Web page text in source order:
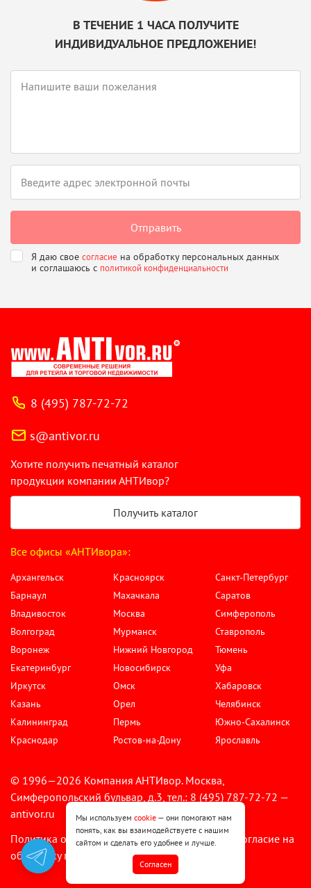
В ТЕЧЕНИЕ 1 ЧАСА ПОЛУЧИТЕ
ИНДИВИДУАЛЬНОЕ ПРЕДЛОЖЕНИЕ!
Я даю свое согласие на обработку персональных данных
и соглашаюсь с политикой конфиденциальности
8 (495) 787-72-72
s@antivor.ru
Хотите получить печатный каталог
продукции компании АНТИвор?
Получить каталог
Все офисы «АНТИвора»:
Архангельск
Барнаул
Владивосток
Волгоград
Воронеж
Екатеринбург
Иркутск
Казань
Калининград
Краснодар
Красноярск
Махачкала
Москва
Мурманск
Нижний Новгород
Новосибирск
Омск
Орел
Пермь
Ростов-на-Дону
Санкт-Петербург
Саратов
Симферополь
Ставрополь
Тюмень
Уфа
Хабаровск
Челябинск
Южно-Сахалинск
Ярославль
© 1996—2026 Компания АНТИвор. Москва,
Симферопольский бульвар, д.3, тел.: 8 (495) 787-72-72 —
antivor.ru
Политика обработки персональных данных
Согласие на
обработку персональных данных
Мы используем cookie — они помогают нам
понять, как вы взаимодействуете с нашим
сайтом и сделать его удобнее и лучше.
Cогласен